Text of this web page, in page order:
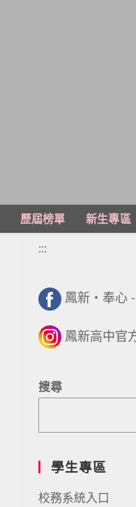
歷屆榜單
新生專區
:::
鳳新・奉心
鳳新高中官
搜尋
學生專區
校務系統入口